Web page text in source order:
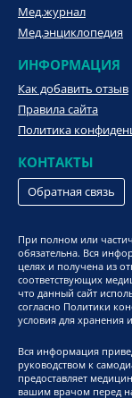
Мед.журнал
Мед.энциклопедия
ИНФОРМАЦИЯ
Как добавить отзыв
Правила сайта
Политика
КОНТАКТЫ
Обратная связь
При полном или
обязательна. Вся
целях и получена из
соответствующих
что данный сайт
согласно Политики
условия для хранения
Вся информация
руководством к
предоставляет
вашим врачом перед